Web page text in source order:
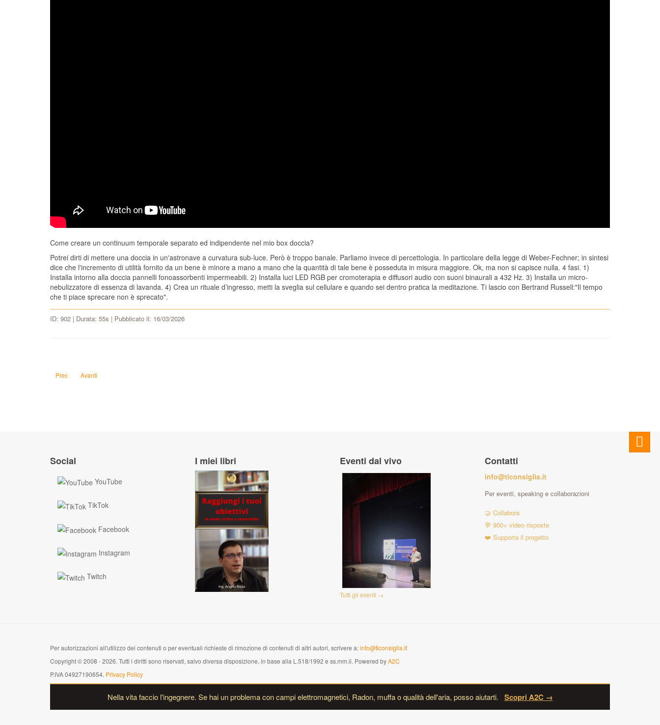
Come creare un continuum temporale separato ed indipendente nel mio box doccia?
Potrei dirti di mettere una doccia in un'astronave a curvatura sub-luce. Però è troppo banale. Parliamo invece di percettologia. In particolare della legge di Weber-Fechner; in sintesi
dice che l'incremento di utilità fornito da un bene è minore a mano a mano che la quantità di tale bene è posseduta in misura maggiore. Ok, ma non si capisce nulla. 4 fasi. 1)
Installa intorno alla doccia pannelli fonoassorbenti impermeabili. 2) Installa luci LED RGB per cromoterapia e diffusori audio con suoni binaurali a 432 Hz. 3) Installa un micro-
nebulizzatore di essenza di lavanda. 4) Crea un rituale d’ingresso, metti la sveglia sul cellulare e quando sei dentro pratica la meditazione. Ti lascio con Bertrand Russell:"Il tempo
che ti piace sprecare non è sprecato".
ID: 902 | Durata: 55s | Pubblicato il: 16/03/2026
Articolo precedente: Quanti cestini di legno servirebbero per causare un impatto ecologico grave al Mar Adriatico? - 903
Prec Articolo successivo: Come istituire una monarchia nella provincia di Ragusa, con la cantante Annalisa come regina? - 996
Avanti
Social
YouTube
TikTok
Facebook
Instagram
Twitch
I miei libri Eventi dal vivo
Tutti gli eventi →
Contatti
info@ticonsiglia.it
Per eventi, speaking e collaborazioni
🤝 Collabora
💬 900+ video risposte
❤️ Supporta il progetto
Per autorizzazioni all'utilizzo dei contenuti o per eventuali richieste di rimozione di contenuti di altri autori, scrivere a:info@ticonsiglia.it
Copyright © 2008 - 2026. Tutti i diritti sono riservati, salvo diversa disposizione, in base alla L.518/1992 e ss.mm.ii. Powered byA2C
P.IVA 04927190654. Privacy Policy
Nella vita faccio l'ingegnere. Se hai un problema con campi elettromagnetici, Radon, muffa o qualità dell'aria, posso aiutarti. Scopri A2C →